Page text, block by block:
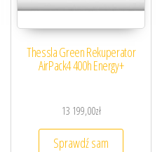
Thessla Green Rekuperator
AirPack4 400h Energy+
13 199,00zł
Sprawdź sam